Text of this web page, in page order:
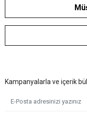
Kampanyalarla ve içerik